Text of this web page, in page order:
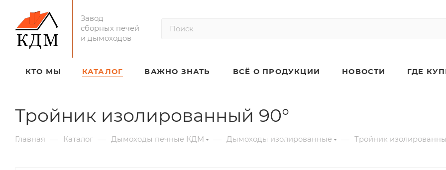
Завод
сборных печей
и дымоходов
КТО МЫ КАТАЛОГ ВАЖНО ЗНАТЬ ВСЁ О ПРОДУКЦИИ НОВОСТИ ГДЕ
Тройник изолированный 90°
Главная — Каталог — Дымоходы печные КДМ — Дымоходы изолированные — Тройник